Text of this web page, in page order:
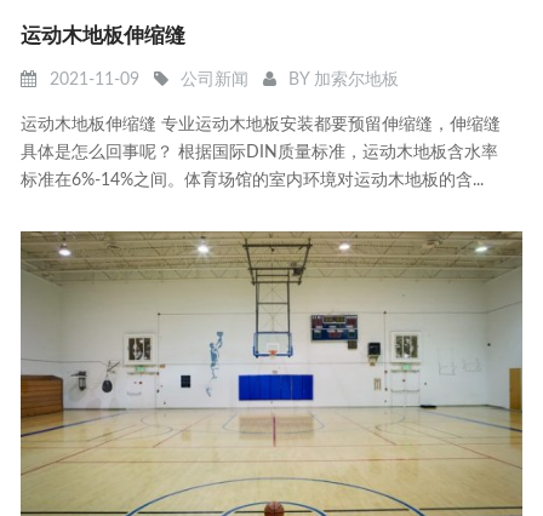
运动木地板伸缩缝
2021-11-09 公司新闻 BY 加索尔地板
运动木地板伸缩缝 专业运动木地板安装都要预留伸缩缝，伸缩缝
具体是怎么回事呢？ 根据国际DIN质量标准，运动木地板含水率
标准在6%-14%之间。体育场馆的室内环境对运动木地板的含...